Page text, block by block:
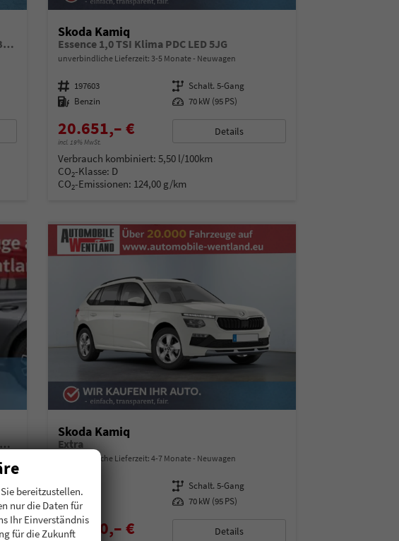
Selection *ANGEBOT FÜR MENSCHEN MIT BEHINDERUNG AB 50%! 1.0 TSI 95PS, Klimaanlage, Sitzheizung, Parksensoren hinten, LED-Scheinwerfer, Tempomat, Infotainment 8", Virtual Cockpit Nebelscheinwerfer, Dachreling
Skoda Kamiq
Essence 1,0 TSI Klima PDC LED 5JG
unverbindliche Lieferzeit: 3-5 Monate Neuwagen
Fahrzeugnummer 197603 Getriebe Schalt. 5-Gang
Kraftstoff Benzin Leistung 70 kW (95 PS)
20.651,– €
incl. 19% MwSt.
Details
Verbrauch kombiniert:5,50 l/100km
CO2-Klasse: D
CO2-Emissionen: 124,00 g/km
Essence Voll-LED-Scheinwerfer PDC hinten Klima
Skoda Kamiq
Extra
unverbindliche Lieferzeit: 4-7 Monate Neuwagen
Fahrzeugnummer Getriebe Schalt. 5-Gang
Kraftstoff Benzin Leistung 70 kW (95 PS)
20.850,– € Details
bereitzustellen.
nur die Daten für
Ihr Einverständnis
für die Zukunft